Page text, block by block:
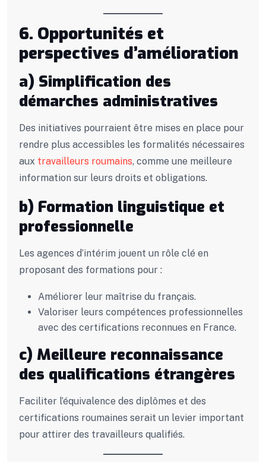
6. Opportunités et
perspectives d’amélioration
a) Simplification des
démarches administratives
Des initiatives pourraient être mises en place pour
rendre plus accessibles les formalités nécessaires
aux travailleurs roumains, comme une meilleure
information sur leurs droits et obligations.
b) Formation linguistique et
professionnelle
Les agences d’intérim jouent un rôle clé en
proposant des formations pour :
Améliorer leur maîtrise du français.
Valoriser leurs compétences professionnelles
avec des certifications reconnues en France.
c) Meilleure reconnaissance
des qualifications étrangères
Faciliter l’équivalence des diplômes et des
certifications roumaines serait un levier important
pour attirer des travailleurs qualifiés.